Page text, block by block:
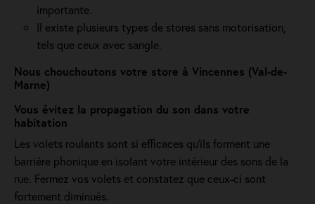
importante.
Il existe plusieurs types de stores sans motorisation,
tels que ceux avec sangle.
Nous chouchoutons votre store à Vincennes (Val-de-
Marne)
Vous évitez la propagation du son dans votre
habitation
Les volets roulants sont si efficaces qu’ils forment une
barrière phonique en isolant votre intérieur des sons de la
rue. Fermez vos volets et constatez que ceux-ci sont
fortement diminués.